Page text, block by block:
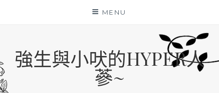
MENU
強生與小吠的HYPER人
蔘~